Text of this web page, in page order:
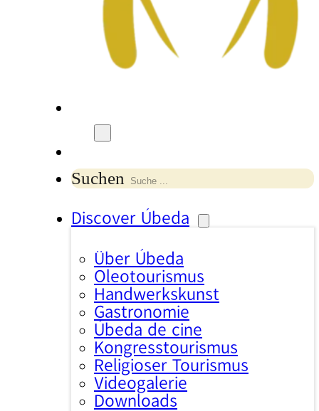
Suchen
Discover Úbeda
Über Úbeda
Oleotourismus
Handwerkskunst
Gastronomie
Úbeda de cine
Kongresstourismus
Religiöser Tourismus
Videogalerie
Downloads